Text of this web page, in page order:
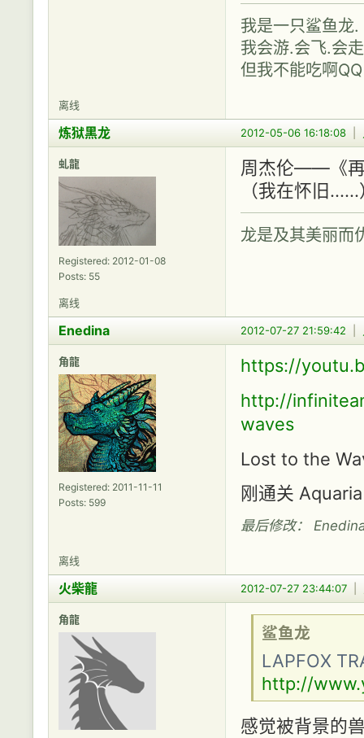
我是一只鲨鱼龙.
我会游.会飞.会
但我不能吃啊QQ
离线
2012-05-06 16:18:08
炼狱黑龙
虬龍
Registered: 2012-01-08
Posts: 55
周杰伦——《再
（我在怀旧
龙是及其美丽而
离线
2012-07-27 21:59:42
Enedina
角龍
Registered: 2011-11-11
Posts: 599
https://
http://
waves
Lost to the
刚通关
最后修改：
离线
2012-07-27 23:44:07
火柴龍
角龍
鲨鱼龙
LAPFOX
http://
感觉被背景的